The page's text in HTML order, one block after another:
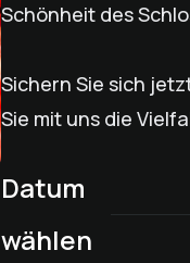
Schönheit des
Sichern Sie sich
Sie mit uns die
Datum
wählen